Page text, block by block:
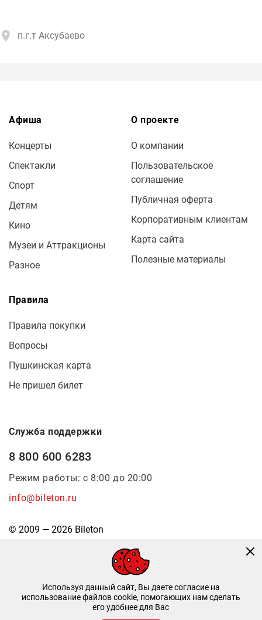
п.г.т Аксубаево
Афиша
Концерты
Спектакли
Спорт
Детям
Кино
Музеи и Аттракционы
Разное
О проекте
О компании
Пользовательское
соглашение
Публичная оферта
Корпоративным клиентам
Карта сайта
Полезные материалы
Правила
Правила покупки
Вопросы
Пушкинская карта
Не пришел билет
Служба поддержки
8 800 600 6283
Режим работы: с 8:00 до 20:00
info@bileton.ru
© 2009 — 2026 Bileton
Используя данный сайт, Вы даете согласие на
использование файлов cookie, помогающих нам сделать
его удобнее для Вас